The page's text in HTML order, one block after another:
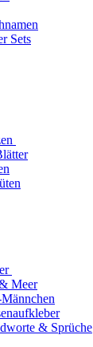
Sets
Meer
& Sprüche